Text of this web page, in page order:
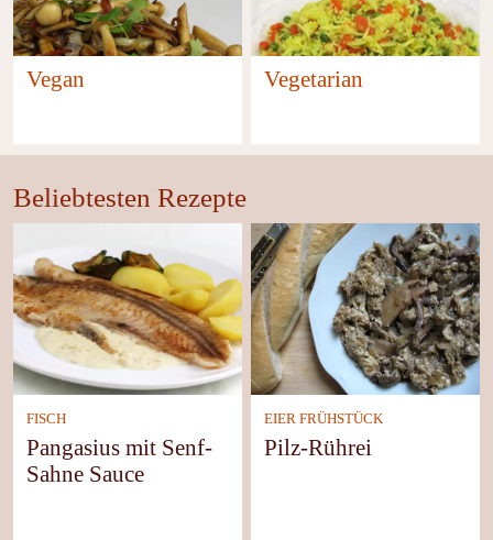
Vegan Vegetarian
Beliebtesten Rezepte
FISCH
Pangasius mit Senf-
Sahne Sauce
EIER FRÜHSTÜCK
Pilz-Rührei